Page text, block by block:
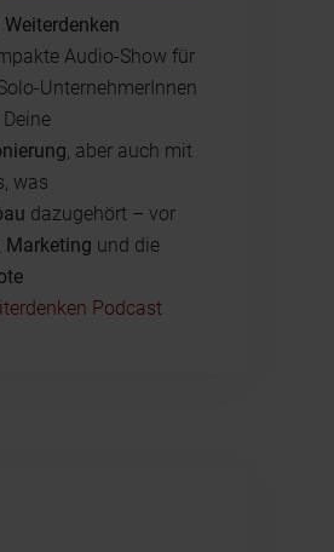
Audio-Show für
UnternehmerInnen
, aber auch mit
was
dazugehört – vor
Marketing und die
Podcast